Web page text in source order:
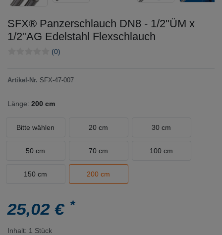
SFX® Panzerschlauch DN8 - 1/2"ÜM x
1/2"AG Edelstahl Flexschlauch
(0)
Artikel-Nr. SFX-47-007
Länge: 200 cm
Bitte wählen 20 cm 30 cm
50 cm 70 cm 100 cm
150 cm 200 cm
25,02 €*
Inhalt: 1 Stück